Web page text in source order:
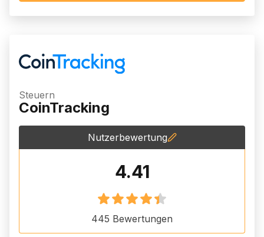
Steuern
CoinTracking
Nutzerbewertung
4.41
445 Bewertungen